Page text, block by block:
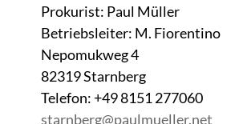
Prokurist: Paul Müller
Betriebsleiter: M. Fiorentino
Nepomukweg 4
82319 Starnberg
Telefon: +49 8151 277060
starnberg@paulmueller.net